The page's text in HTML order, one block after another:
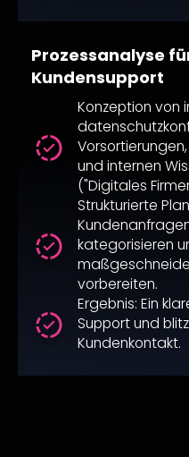
Prozessanalyse
Kundensupport
Konzeption von
und internen
("Digitales
Strukturierte
kategorisieren
vorbereiten.
Ergebnis: Ein
Support und
Kundenkontakt.